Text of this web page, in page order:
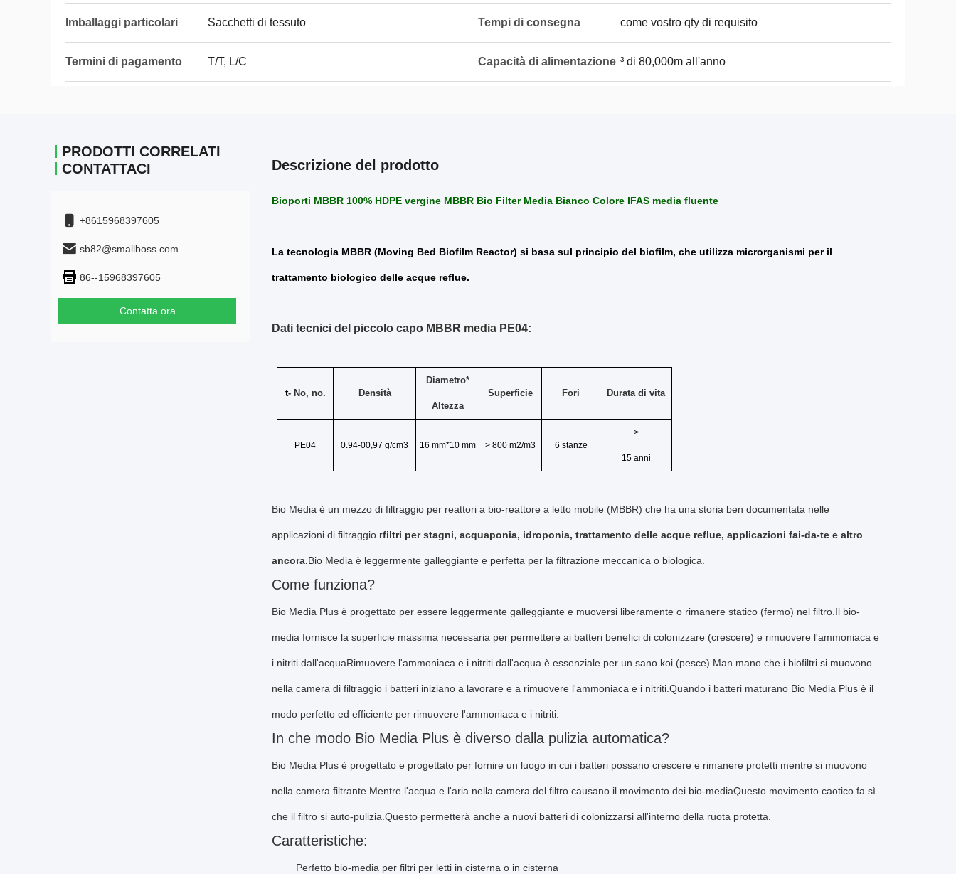
Imballaggi particolari Sacchetti di tessuto Tempi di consegna come vostro qty di requisito
Termini di pagamento T/T, L/C Capacità di alimentazione ³ di 80,000m all'anno
PRODOTTI CORRELATI
CONTATTACI
+8615968397605
sb82@smallboss.com
86--15968397605
Contatta ora
Descrizione del prodotto
Bioporti MBBR 100% HDPE vergine MBBR Bio Filter Media Bianco Colore IFAS media fluente
La tecnologia MBBR (Moving Bed Biofilm Reactor) si basa sul principio del biofilm, che utilizza microrganismi per il
trattamento biologico delle acque reflue.
Dati tecnici del piccolo capo MBBR media PE04:
t- No, no. Densità
Diametro*
Altezza
Superficie Fori Durata di vita
PE04 0.94-00,97 g/cm3 16 mm*10 mm > 800 m2/m3 6 stanze
>
15 anni
Bio Media è un mezzo di filtraggio per reattori a bio-reattore a letto mobile (MBBR) che ha una storia ben documentata nelle
applicazioni di filtraggio. rfiltri per stagni, acquaponia, idroponia, trattamento delle acque reflue, applicazioni fai-da-te e altro
ancora.Bio Media è leggermente galleggiante e perfetta per la filtrazione meccanica o biologica.
Come funziona?
Bio Media Plus è progettato per essere leggermente galleggiante e muoversi liberamente o rimanere statico (fermo) nel filtro.Il bio-
media fornisce la superficie massima necessaria per permettere ai batteri benefici di colonizzare (crescere) e rimuovere l'ammoniaca e
i nitriti dall'acquaRimuovere l'ammoniaca e i nitriti dall'acqua è essenziale per un sano koi (pesce).Man mano che i biofiltri si muovono
nella camera di filtraggio i batteri iniziano a lavorare e a rimuovere l'ammoniaca e i nitriti.Quando i batteri maturano Bio Media Plus è il
modo perfetto ed efficiente per rimuovere l'ammoniaca e i nitriti.
In che modo Bio Media Plus è diverso dalla pulizia automatica?
Bio Media Plus è progettato e progettato per fornire un luogo in cui i batteri possano crescere e rimanere protetti mentre si muovono
nella camera filtrante.Mentre l'acqua e l'aria nella camera del filtro causano il movimento dei bio-mediaQuesto movimento caotico fa sì
che il filtro si auto-pulizia.Questo permetterà anche a nuovi batteri di colonizzarsi all'interno della ruota protetta.
Caratteristiche:
·Perfetto bio-media per filtri per letti in cisterna o in cisterna